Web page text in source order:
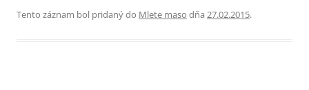
Tento záznam bol pridaný do Mlete maso dňa 27.02.2015.